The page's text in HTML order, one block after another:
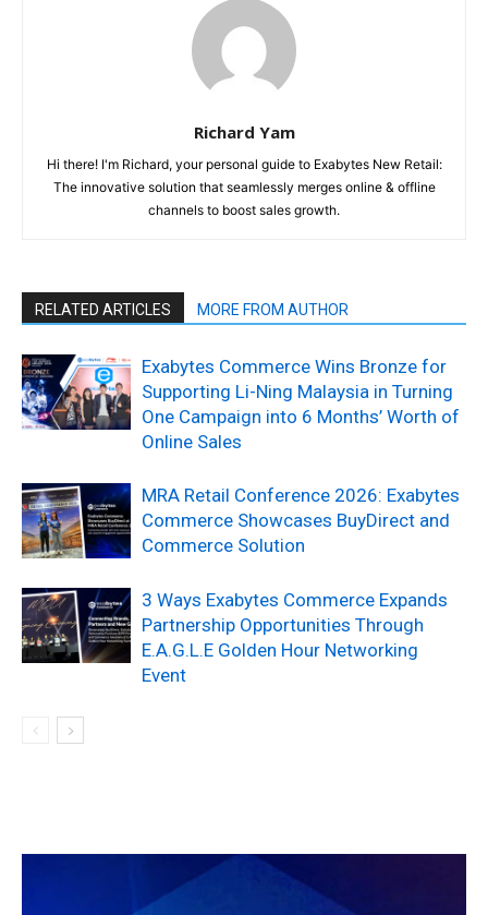
Richard Yam
Hi there! I'm Richard, your personal guide to Exabytes New Retail:
The innovative solution that seamlessly merges online & offline
channels to boost sales growth.
RELATED ARTICLES MORE FROM AUTHOR
Exabytes Commerce Wins Bronze for
Supporting Li-Ning Malaysia in Turning
One Campaign into 6 Months’ Worth of
Online Sales
MRA Retail Conference 2026: Exabytes
Commerce Showcases BuyDirect and
Commerce Solution
3 Ways Exabytes Commerce Expands
Partnership Opportunities Through
E.A.G.L.E Golden Hour Networking
Event